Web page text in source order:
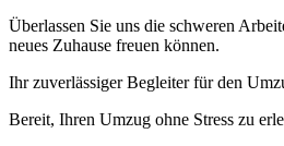
Überlassen Sie uns die schweren
neues Zuhause freuen können.
Ihr zuverlässiger Begleiter für den
Bereit, Ihren Umzug ohne Stress zu